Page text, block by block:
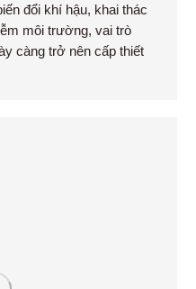
đổi khí hậu, khai thác
môi trường, vai trò
càng trở nên cấp thiết